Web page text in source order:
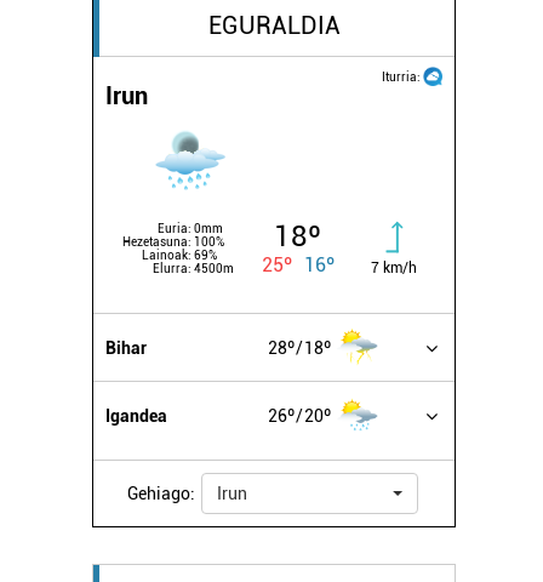
EGURALDIA
Iturria:
Irun
Euria: 0mm
Hezetasuna: 100%
Lainoak: 69%
Elurra: 4500m
18º
25º 16º 7 km/h
Bihar 28º 18º
Igandea 26º 20º
Gehiago: Irun